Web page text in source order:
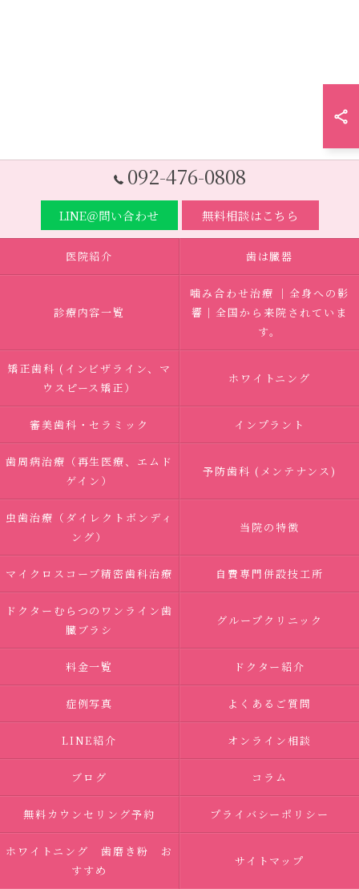
092-476-0808
LINE＠問い合わせ 無料相談はこちら
医院紹介 歯は臓器
診療内容一覧
噛み合わせ治療 ｜全身への影
響｜全国から来院されていま
す。
矯正歯科 (インビザライン、マ
ウスピース矯正）
ホワイトニング
審美歯科・セラミック インプラント
歯周病治療（再生医療、エムド
ゲイン）
予防歯科 (メンテナンス)
虫歯治療（ダイレクトボンディ
ング）
当院の特徴
マイクロスコープ精密歯科治療 自費専門併設技工所
ドクターむらつのワンライン歯
臓ブラシ
グループクリニック
料金一覧 ドクター紹介
症例写真 よくあるご質問
LINE紹介 オンライン相談
ブログ コラム
無料カウンセリング予約 プライバシーポリシー
ホワイトニング 歯磨き粉 お
すすめ
サイトマップ